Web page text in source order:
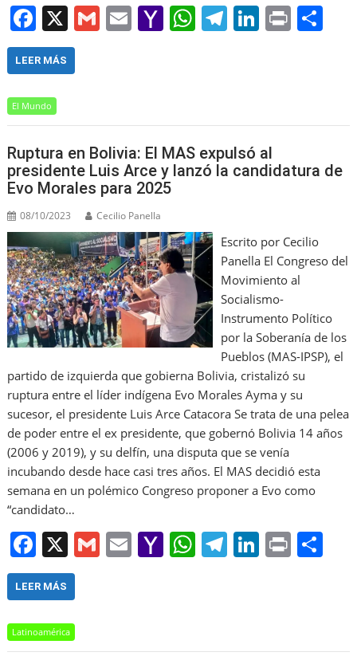
F
a
c
e
b
o
o
k
X G E Y
o
M
ai
l
W
A
p
p
T
a
m
Li
dI
n
Pr
LEER MÁS
El Mundo
Ruptura en Bolivia: El MAS expulsó al
presidente Luis Arce y lanzó la candidatura de
Evo Morales para 2025
08/10/2023 Cecilio Panella
Escrito por Cecilio
Panella El Congreso del
Movimiento al
Socialismo-
Instrumento Político
por la Soberanía de los
Pueblos (MAS-IPSP), el
partido de izquierda que gobierna Bolivia, cristalizó su
ruptura entre el líder indígena Evo Morales Ayma y su
sucesor, el presidente Luis Arce Catacora Se trata de una pelea
de poder entre el ex presidente, que gobernó Bolivia 14 años
(2006 y 2019), y su delfín, una disputa que se venía
incubando desde hace casi tres años. El MAS decidió esta
semana en un polémico Congreso proponer a Evo como
“candidato…
F
a
c
e
b
X G E Y
o
W
A
T
a
Li
dI
Pr
LEER MÁS
Latinoamérica